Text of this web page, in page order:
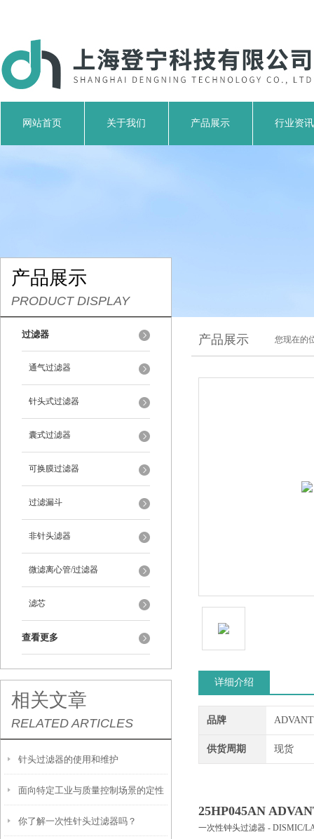
网站首页 关于我们 产品展示 行业资讯
产品展示
PRODUCT DISPLAY
过滤器
通气过滤器
针头式过滤器
囊式过滤器
可换膜过滤器
过滤漏斗
非针头滤器
微滤离心管/过滤器
滤芯
查看更多
相关文章
RELATED ARTICLES
针头过滤器的使用和维护
面向特定工业与质量控制场景的定性
滤纸解决方案
你了解一次性针头过滤器吗？
产品展示 您现在的
详细介绍
品牌
供货周期 现货
25HP045AN
一次性钟头过滤器 - DISMIC/